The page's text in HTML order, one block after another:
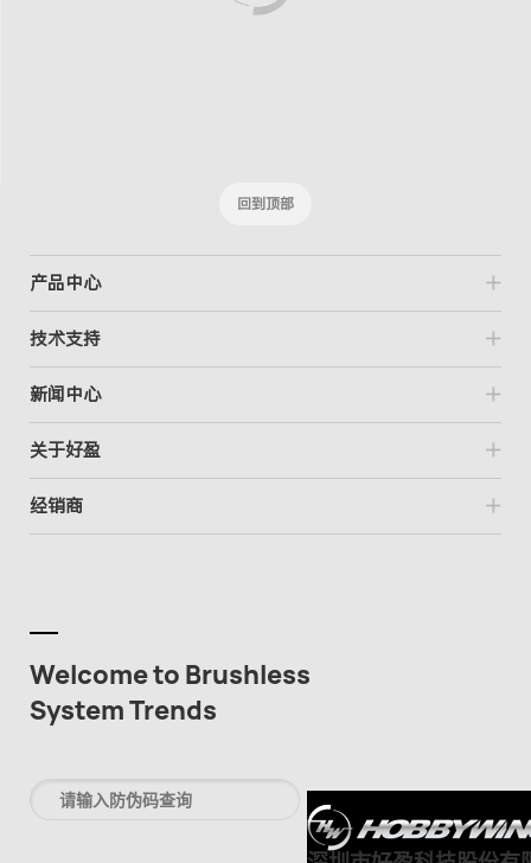
回到顶部
产品中心
技术支持
新闻中心
关于好盈
经销商
Welcome to Brushless
System Trends